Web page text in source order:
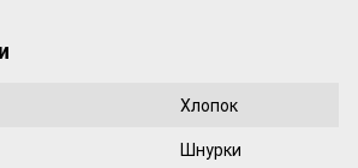
Хлопок
Шнурки